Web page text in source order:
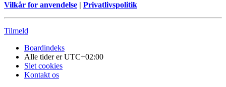
Vilkår for anvendelse | Privatlivspolitik
Tilmeld
Boardindeks
Alle tider erUTC+02:00
Slet cookies
Kontakt os